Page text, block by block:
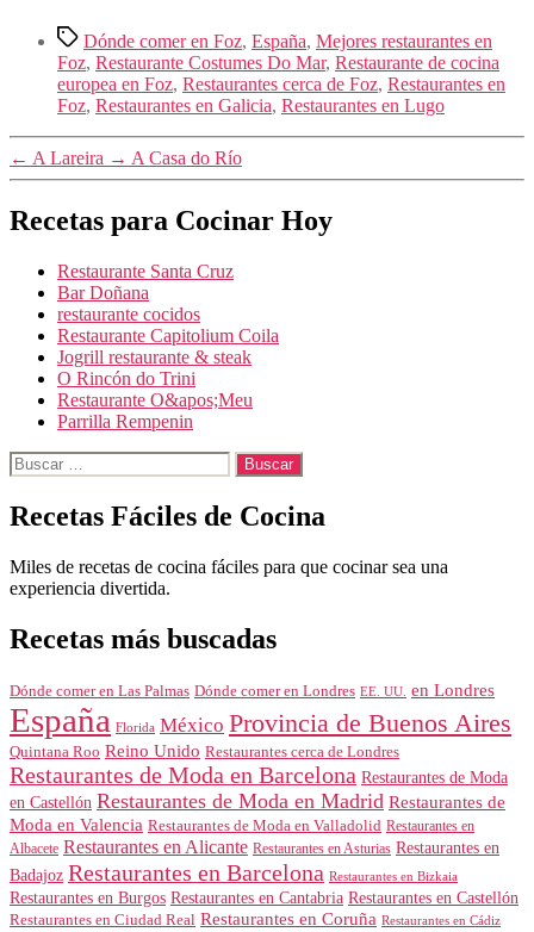
Etiquetas
Dónde comer en Foz, España, Mejores restaurantes en
Foz, Restaurante Costumes Do Mar, Restaurante de cocina
europea en Foz, Restaurantes cerca de Foz, Restaurantes en
Foz, Restaurantes en Galicia, Restaurantes en Lugo
← A Lareira → A Casa do Río
Recetas para Cocinar Hoy
Restaurante Santa Cruz
Bar Doñana
restaurante cocidos
Restaurante Capitolium Coila
Jogrill restaurante & steak
O Rincón do Trini
Restaurante O&apos;Meu
Parrilla Rempenin
Buscar:
Recetas Fáciles de Cocina
Miles de recetas de cocina fáciles para que cocinar sea una
experiencia divertida.
Recetas más buscadas
Dónde comer en Las Palmas Dónde comer en Londres EE. UU. en Londres
España Florida México Provincia de Buenos Aires
Quintana Roo Reino Unido Restaurantes cerca de Londres
Restaurantes de Moda en Barcelona Restaurantes de Moda
en Castellón Restaurantes de Moda en Madrid Restaurantes de
Moda en Valencia Restaurantes de Moda en Valladolid Restaurantes en
Albacete Restaurantes en Alicante Restaurantes en Asturias Restaurantes en
Badajoz Restaurantes en Barcelona Restaurantes en Bizkaia
Restaurantes en Burgos Restaurantes en Cantabria Restaurantes en Castellón
Restaurantes en Ciudad Real Restaurantes en Coruña Restaurantes en Cádiz